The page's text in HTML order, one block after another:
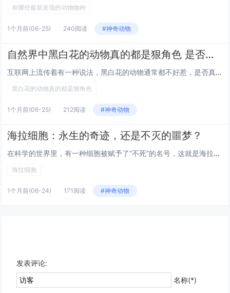
有哪些最新发现的动物物种
1个月前(06-25) 240阅读 #神奇动物
自然界中黑白花的动物真的都是狠角色 是否有事实依据？
互联网上流传着有一种说法，黑白花的动物通常都不好惹，是否真的如此？黑+白真的很百搭。在自然界，想让人看见的动物可以搞黑白...
黑白花的动物真的都是狠角色
1个月前(06-25) 212阅读 #神奇动物
海拉细胞：永生的奇迹，还是不灭的噩梦？
在科学的世界里，有一种细胞被赋予了“不死”的名号，这就是海拉细胞。这种细胞源自于一位名叫亨丽埃塔·拉克斯的女性，她于19...
海拉细胞
1个月前(06-24) 171阅读 #神奇动物
发表评论:
名称(*)